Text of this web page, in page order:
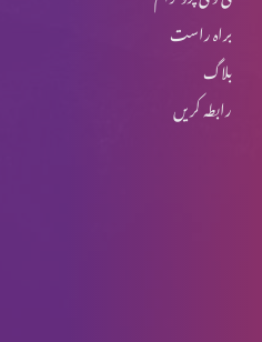
براہ راست
بلاگ
رابطہ کریں